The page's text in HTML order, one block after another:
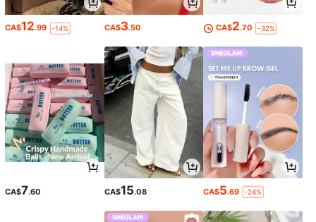
CA$12.99 -14% CA$3.50 CA$2.70 -32%
CA$7.60 CA$15.08 CA$5.69 -24%